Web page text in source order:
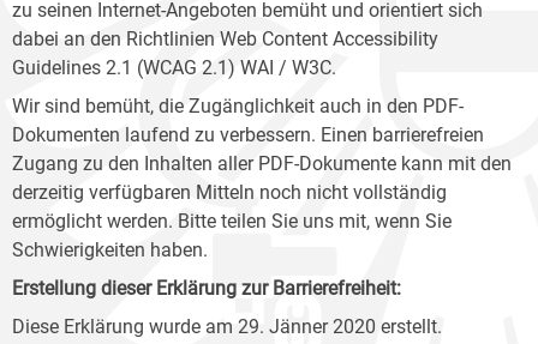
zu seinen Internet-Angeboten bemüht und orientiert sich
dabei an den Richtlinien Web Content Accessibility
Guidelines 2.1 (WCAG 2.1) WAI / W3C.
Wir sind bemüht, die Zugänglichkeit auch in den PDF-
Dokumenten laufend zu verbessern. Einen barrierefreien
Zugang zu den Inhalten aller PDF-Dokumente kann mit den
derzeitig verfügbaren Mitteln noch nicht vollständig
ermöglicht werden. Bitte teilen Sie uns mit, wenn Sie
Schwierigkeiten haben.
Erstellung dieser Erklärung zur Barrierefreiheit:
Diese Erklärung wurde am 29. Jänner 2020 erstellt.